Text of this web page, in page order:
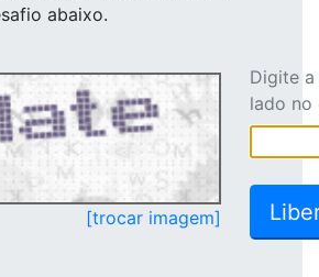
abaixo.
[trocar imagem]
Digite
lado no